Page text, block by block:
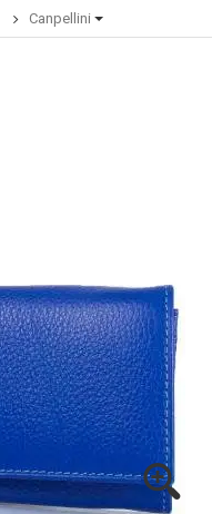
Canpellini